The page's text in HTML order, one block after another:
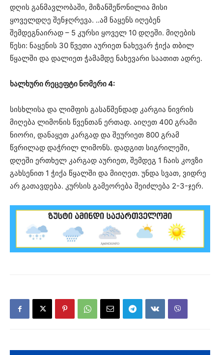
დღის განმავლობაში, მიზანშეწონილია მისი
ყოველდღე შენჯღრევა. ..ამ ნაყენს იღებენ
შემდეგნაირად – 5 კურსი ყოველ 10 დღეში. მიღების
წესი: ნაყენის 30 წვეთი აურიეთ ნახევარ ჭიქა თბილ
წყალში და დალიეთ ჭამამდე ნახევარი საათით ადრე.
ხალხური რეცეფტი ნომერი 4:
სისხლისა და ლიმფის გასაწმენდად კარგია ნივრის
მიღება ლიმონის წვენთან ერთად. აიღეთ 400 გრამი
ნიორი, დანაყეთ კარგად და შეურიეთ 800 გრამ
წვრილად დაჭრილ ლიმონს. დადგით სიგრილეში,
დღეში ერთხელ კარგად აურიეთ, შემდეგ 1 ჩაის კოვზი
გახსენით 1 ჭიქა წყალში და მიიღეთ. უნდა სვათ, ვიდრე
არ გათავდება. კურსის გამეორება შეიძლება 2-3-ჯერ.